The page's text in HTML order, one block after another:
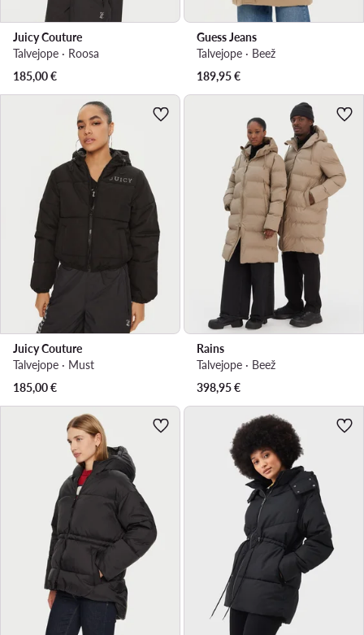
Juicy Couture
Talvejope · Roosa
185,00€
Guess Jeans
Talvejope · Beež
189,95€
Juicy Couture
Talvejope · Must
185,00€
Rains
Talvejope · Beež
398,95€